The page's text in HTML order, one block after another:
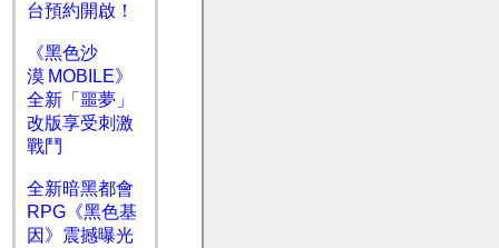
台預約開啟！
《黑色沙
漠 MOBILE》
全新「噩夢」
改版享受刺激
戰鬥
全新暗黑都會
RPG《黑色基
因》震撼曝光